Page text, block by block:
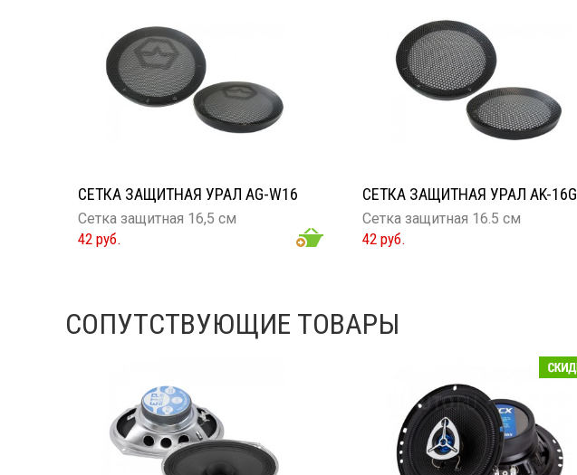
СЕТКА ЗАЩИТНАЯ УРАЛ AG-W16
Сетка защитная 16,5 см
42 руб.
СЕТКА ЗАЩИТНАЯ УРАЛ AK-16G
Сетка защитная 16.5 см
42 руб.
СОПУТСТВУЮЩИЕ ТОВАРЫ